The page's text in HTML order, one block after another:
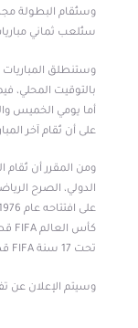
وستُقام البطولة
ستُلعب ثماني
على أن تُقام آخر
تحت 17 سنة FIFA قطر 2025™.
وسيتم الإعلان عن